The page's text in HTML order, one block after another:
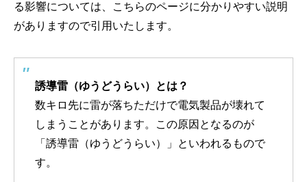
る影響については、こちらのページに分かりやすい説明
がありますので引用いたします。
誘導雷（ゆうどうらい）とは？
数キロ先に雷が落ちただけで電気製品が壊れて
しまうことがあります。この原因となるのが
「誘導雷（ゆうどうらい）」といわれるもので
す。